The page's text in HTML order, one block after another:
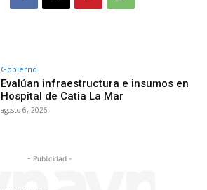
Gobierno
Evalúan infraestructura e insumos en
Hospital de Catia La Mar
agosto 6, 2026
- Publicidad -